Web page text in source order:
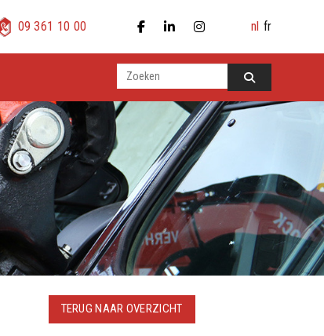
09 361 10 00 nl fr
TERUG NAAR OVERZICHT